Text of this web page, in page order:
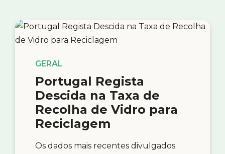
GERAL
Portugal Regista
Descida na Taxa de
Recolha de Vidro para
Reciclagem
Os dados mais recentes divulgados